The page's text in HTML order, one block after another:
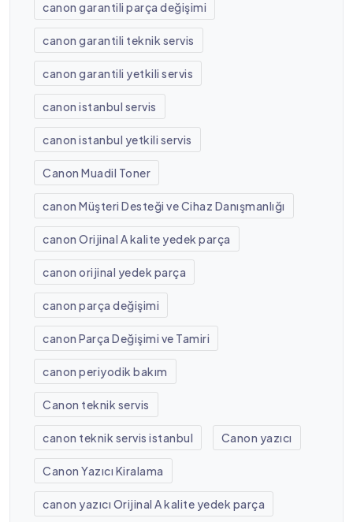
canon garantili parça değişimi
canon garantili teknik servis
canon garantili yetkili servis
canon istanbul servis
canon istanbul yetkili servis
Canon Muadil Toner
canon Müşteri Desteği ve Cihaz Danışmanlığı
canon Orijinal A kalite yedek parça
canon orijinal yedek parça
canon parça değişimi
canon Parça Değişimi ve Tamiri
canon periyodik bakım
Canon teknik servis
canon teknik servis istanbul Canon yazıcı
Canon Yazıcı Kiralama
canon yazıcı Orijinal A kalite yedek parça